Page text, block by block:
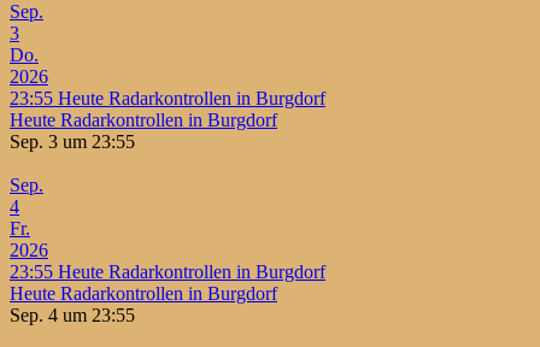
Sep.
3
Do.
2026
23:55 Heute Radarkontrollen in Burgdorf
Heute Radarkontrollen in Burgdorf
Sep. 3 um 23:55
Sep.
4
Fr.
2026
23:55 Heute Radarkontrollen in Burgdorf
Heute Radarkontrollen in Burgdorf
Sep. 4 um 23:55